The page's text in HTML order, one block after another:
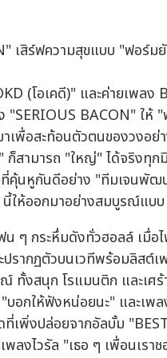
(โอเคดี)" และค่ายเพล
"SERIOUS BACON" ให้
พื่อสะท้อนตัวตนของวงอย่
ก็สามารถ "ใหญ่" ได้จริง
คุ้นหูกันดีอย่าง "ทีมเจนพัฒ
ให้ออกมาอย่างสมบูรณ์แบบ
ๆ กระหึ่มดังทั่วฮอลล์ เมื่
ปรากฏตัวบนเวทีพร้อมลิส
ทั้งสนุก โรแมนติก และเ
อกให้ฟังหน่อยนะ" และเพล
ที่เพิ่งปล่อยจากอัลบั้ม
ลงไวรัล "เธอ ๆ เพื่อนเรา